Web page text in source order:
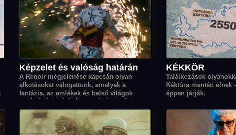
Képzelet és valóság határán
A Renoir megjelenése kapcsán olyan
alkotásokat válogattunk, amelyek a
fantázia, az emlékek és belső világok
segítségével tágítják a valóság határait.
KÉKKÖR
Találkozások
Kéktúra mentén élnek
éppen járják.